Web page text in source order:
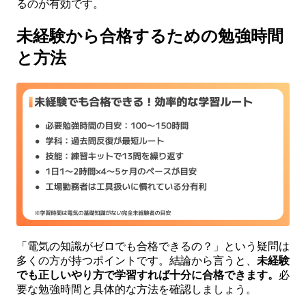
るのが有効です。
未経験から合格するための勉強時間
と方法
「電気の知識がゼロでも合格できるの？」という疑問は
多くの方が持つポイントです。結論から言うと、 未経験
でも正しいやり方で学習すれば十分に合格できます。 必
要な勉強時間と具体的な方法を確認しましょう。